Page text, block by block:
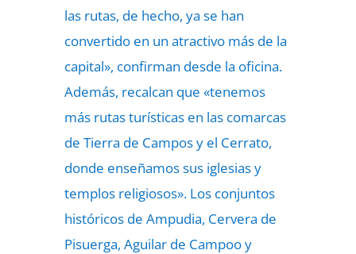
las rutas, de hecho, ya se han
convertido en un atractivo más de la
capital», confirman desde la oficina.
Además, recalcan que «tenemos
más rutas turísticas en las comarcas
de Tierra de Campos y el Cerrato,
donde enseñamos sus iglesias y
templos religiosos». Los conjuntos
históricos de Ampudia, Cervera de
Pisuerga, Aguilar de Campoo y